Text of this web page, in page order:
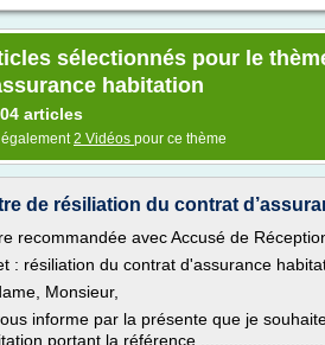
sélectionnés pour le
habitation
articles
2 Vidéos pour ce thème
de résiliation du contrat
recommandée avec Accusé de
: résiliation du contrat d'assurance
Monsieur,
informe par la présente que je
portant la référence